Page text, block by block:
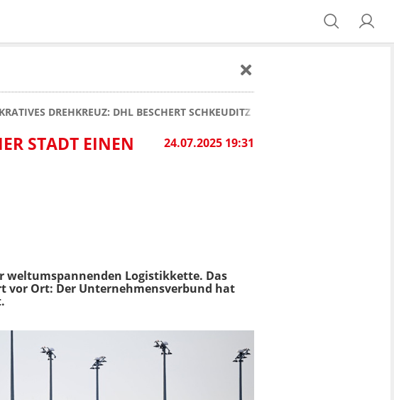
DREHKREUZ: DHL BESCHERT SCHKEUDITZ EINEN GELDSEGEN
24.07.2025 19:31
STADT EINEN
weltumspannenden Logistikkette. Das
vor Ort: Der Unternehmensverbund hat